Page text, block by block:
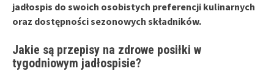
jadłospis do swoich osobistych preferencji kulinarnych
oraz dostępności sezonowych składników.
Jakie są przepisy na zdrowe posiłki w
tygodniowym jadłospisie?